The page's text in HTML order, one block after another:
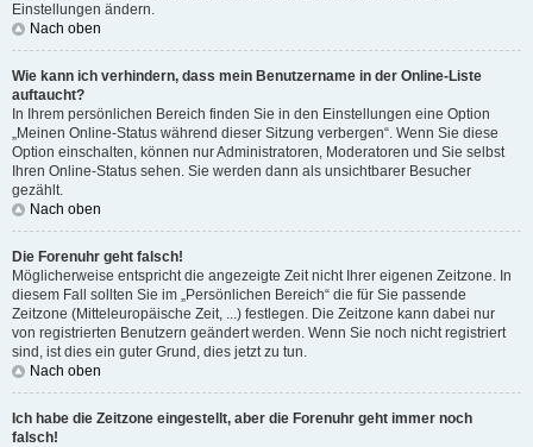
Einstellungen ändern.
Nach oben
Wie kann ich verhindern, dass mein Benutzername in der Online-Liste
auftaucht?
In Ihrem persönlichen Bereich finden Sie in den Einstellungen eine Option
„Meinen Online-Status während dieser Sitzung verbergen“. Wenn Sie diese
Option einschalten, können nur Administratoren, Moderatoren und Sie selbst
Ihren Online-Status sehen. Sie werden dann als unsichtbarer Besucher
gezählt.
Nach oben
Die Forenuhr geht falsch!
Möglicherweise entspricht die angezeigte Zeit nicht Ihrer eigenen Zeitzone. In
diesem Fall sollten Sie im „Persönlichen Bereich“ die für Sie passende
Zeitzone (Mitteleuropäische Zeit, ...) festlegen. Die Zeitzone kann dabei nur
von registrierten Benutzern geändert werden. Wenn Sie noch nicht registriert
sind, ist dies ein guter Grund, dies jetzt zu tun.
Nach oben
Ich habe die Zeitzone eingestellt, aber die Forenuhr geht immer noch
falsch!